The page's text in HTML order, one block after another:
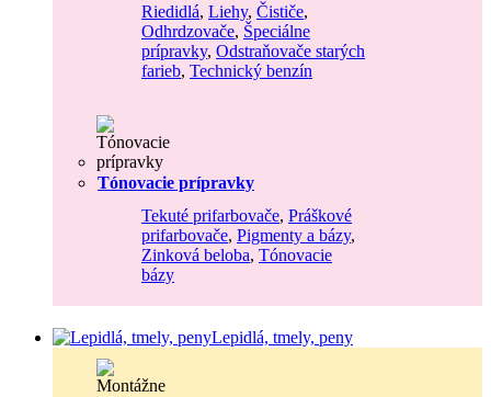
Riedidlá, Liehy, Čističe,
Odhrdzovače, Špeciálne
prípravky, Odstraňovače starých
farieb, Technický benzín
Tónovacie prípravky
Tekuté prifarbovače, Práškové
prifarbovače, Pigmenty a bázy,
Zinková beloba, Tónovacie
bázy
Lepidlá, tmely, peny